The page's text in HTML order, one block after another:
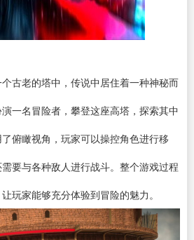
古老的塔中，传说中居住着一种神秘而
一名冒险者，攀登这座高塔，探索其中
俯瞰视角，玩家可以操控角色进行移
要与各种敌人进行战斗。整个游戏过程
玩家能够充分体验到冒险的魅力。